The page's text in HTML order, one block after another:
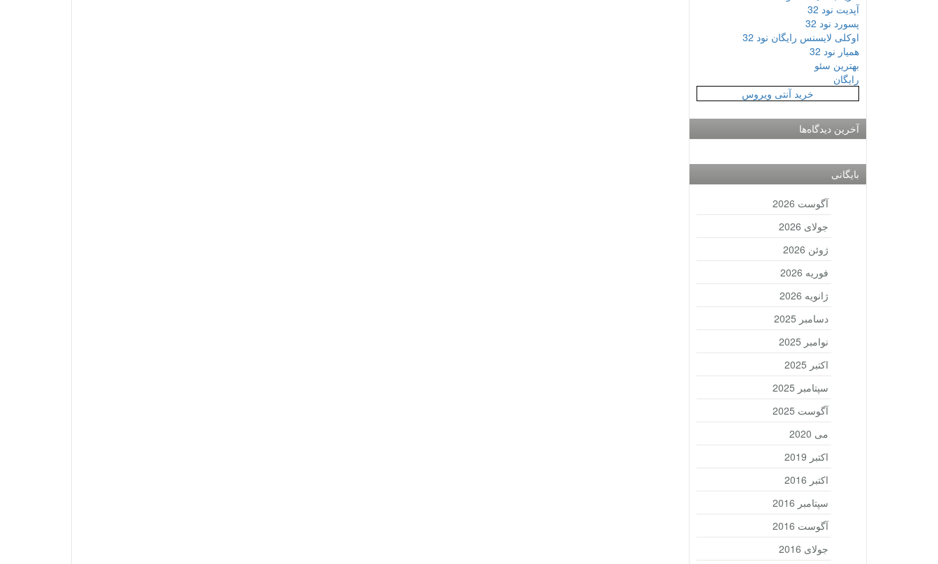
آپدیت نود 32
پسورد نود 32
اوکلی لایسنس رایگان نود 32
همیار نود 32
بهترین سئو
رایگان
خرید آنتی ویروس
آخرین دیدگاه‌ها
بایگانی
آگوست 2026
جولای 2026
ژوئن 2026
فوریه 2026
ژانویه 2026
دسامبر 2025
نوامبر 2025
اکتبر 2025
سپتامبر 2025
آگوست 2025
می 2020
اکتبر 2019
اکتبر 2016
سپتامبر 2016
آگوست 2016
جولای 2016